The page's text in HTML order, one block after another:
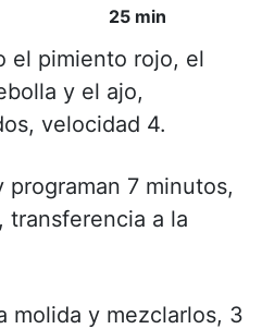
25 min
el pimiento rojo, el
y el ajo,
velocidad 4.
7 minutos,
transferencia a la
molida y mezclarlos, 3